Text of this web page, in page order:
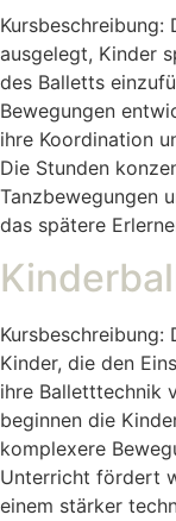
Kursbeschreibung:
ausgelegt, Kinder
des Balletts
Bewegungen
ihre Koordination
Die Stunden
Tanzbewegungen
das spätere
Kursbeschreibung:
Kinder, die den
ihre Balletttechnik
beginnen die
komplexere
Unterricht fördert
einem stärker